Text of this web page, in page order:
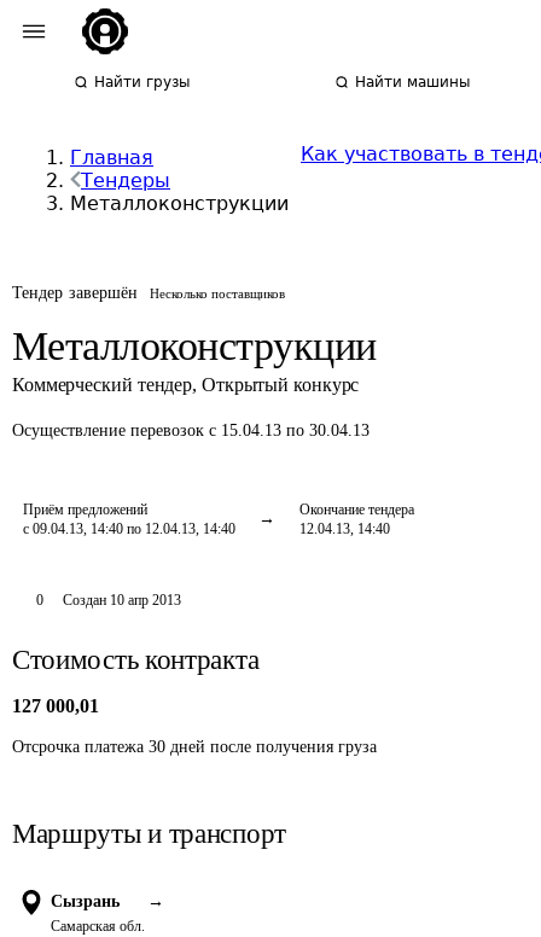
Найти грузы Найти машины
Главная
Тендеры
Металлоконструкции
Как участвовать в
Тендер завершён Несколько поставщиков
Металлоконструкции
Коммерческий тендер, Открытый конкурс
Осуществление перевозок с 15.04.13 по 30.04.13
Приём предложений
с 09.04.13, 14:40 по 12.04.13, 14:40
Окончание тендера
12.04.13, 14:40
0 Создан 10 апр 2013
Стоимость контракта
127 000,01
Отсрочка платежа 30 дней после получения груза
Маршруты и транспорт
Сызрань →
Самарская обл.